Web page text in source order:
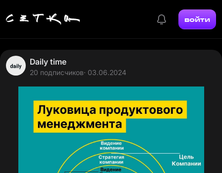
войти
Daily time
20 подписчиков· 03.06.2024